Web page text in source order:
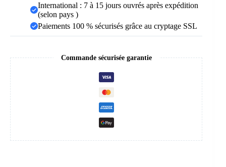
International : 7 à 15 jours ouvrés après expédition
(selon pays )
Paiements 100 % sécurisés grâce au cryptage SSL
Commande sécurisée garantie